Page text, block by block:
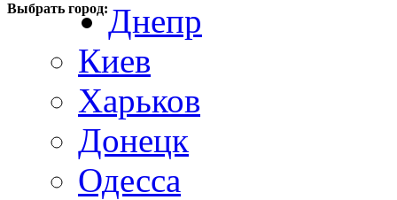
Выбрать город:Днепр
Киев
Харьков
Донецк
Одесса